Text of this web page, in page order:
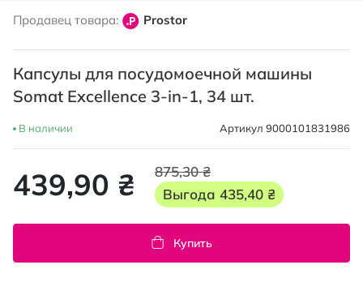
Продавец товара: Prostor
Капсулы для посудомоечной машины
Somat Excellence 3-in-1, 34 шт.
В наличии Артикул 9000101831986
439,90 ₴
875,30 ₴
Выгода 435,40 ₴
Купить